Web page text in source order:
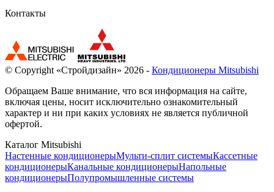
Контакты
© Copyright «Стройдизайн» 2026 - Кондиционеры Mitsubishi
Обращаем Ваше внимание, что вся информация на сайте,
включая цены, носит исключительно ознакомительный
характер и ни при каких условиях не является публичной
офертой.
Каталог Mitsubishi
Настенные кондиционерыМульти-сплит системыКассетные
кондиционерыКанальные кондиционерыНапольные
кондиционерыПолупромышленные системы